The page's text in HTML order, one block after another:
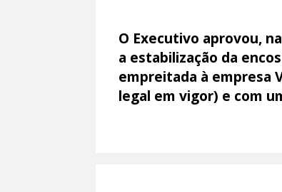
O Executivo aprovou,
a estabilização da
empreitada à empresa
legal em vigor) e com